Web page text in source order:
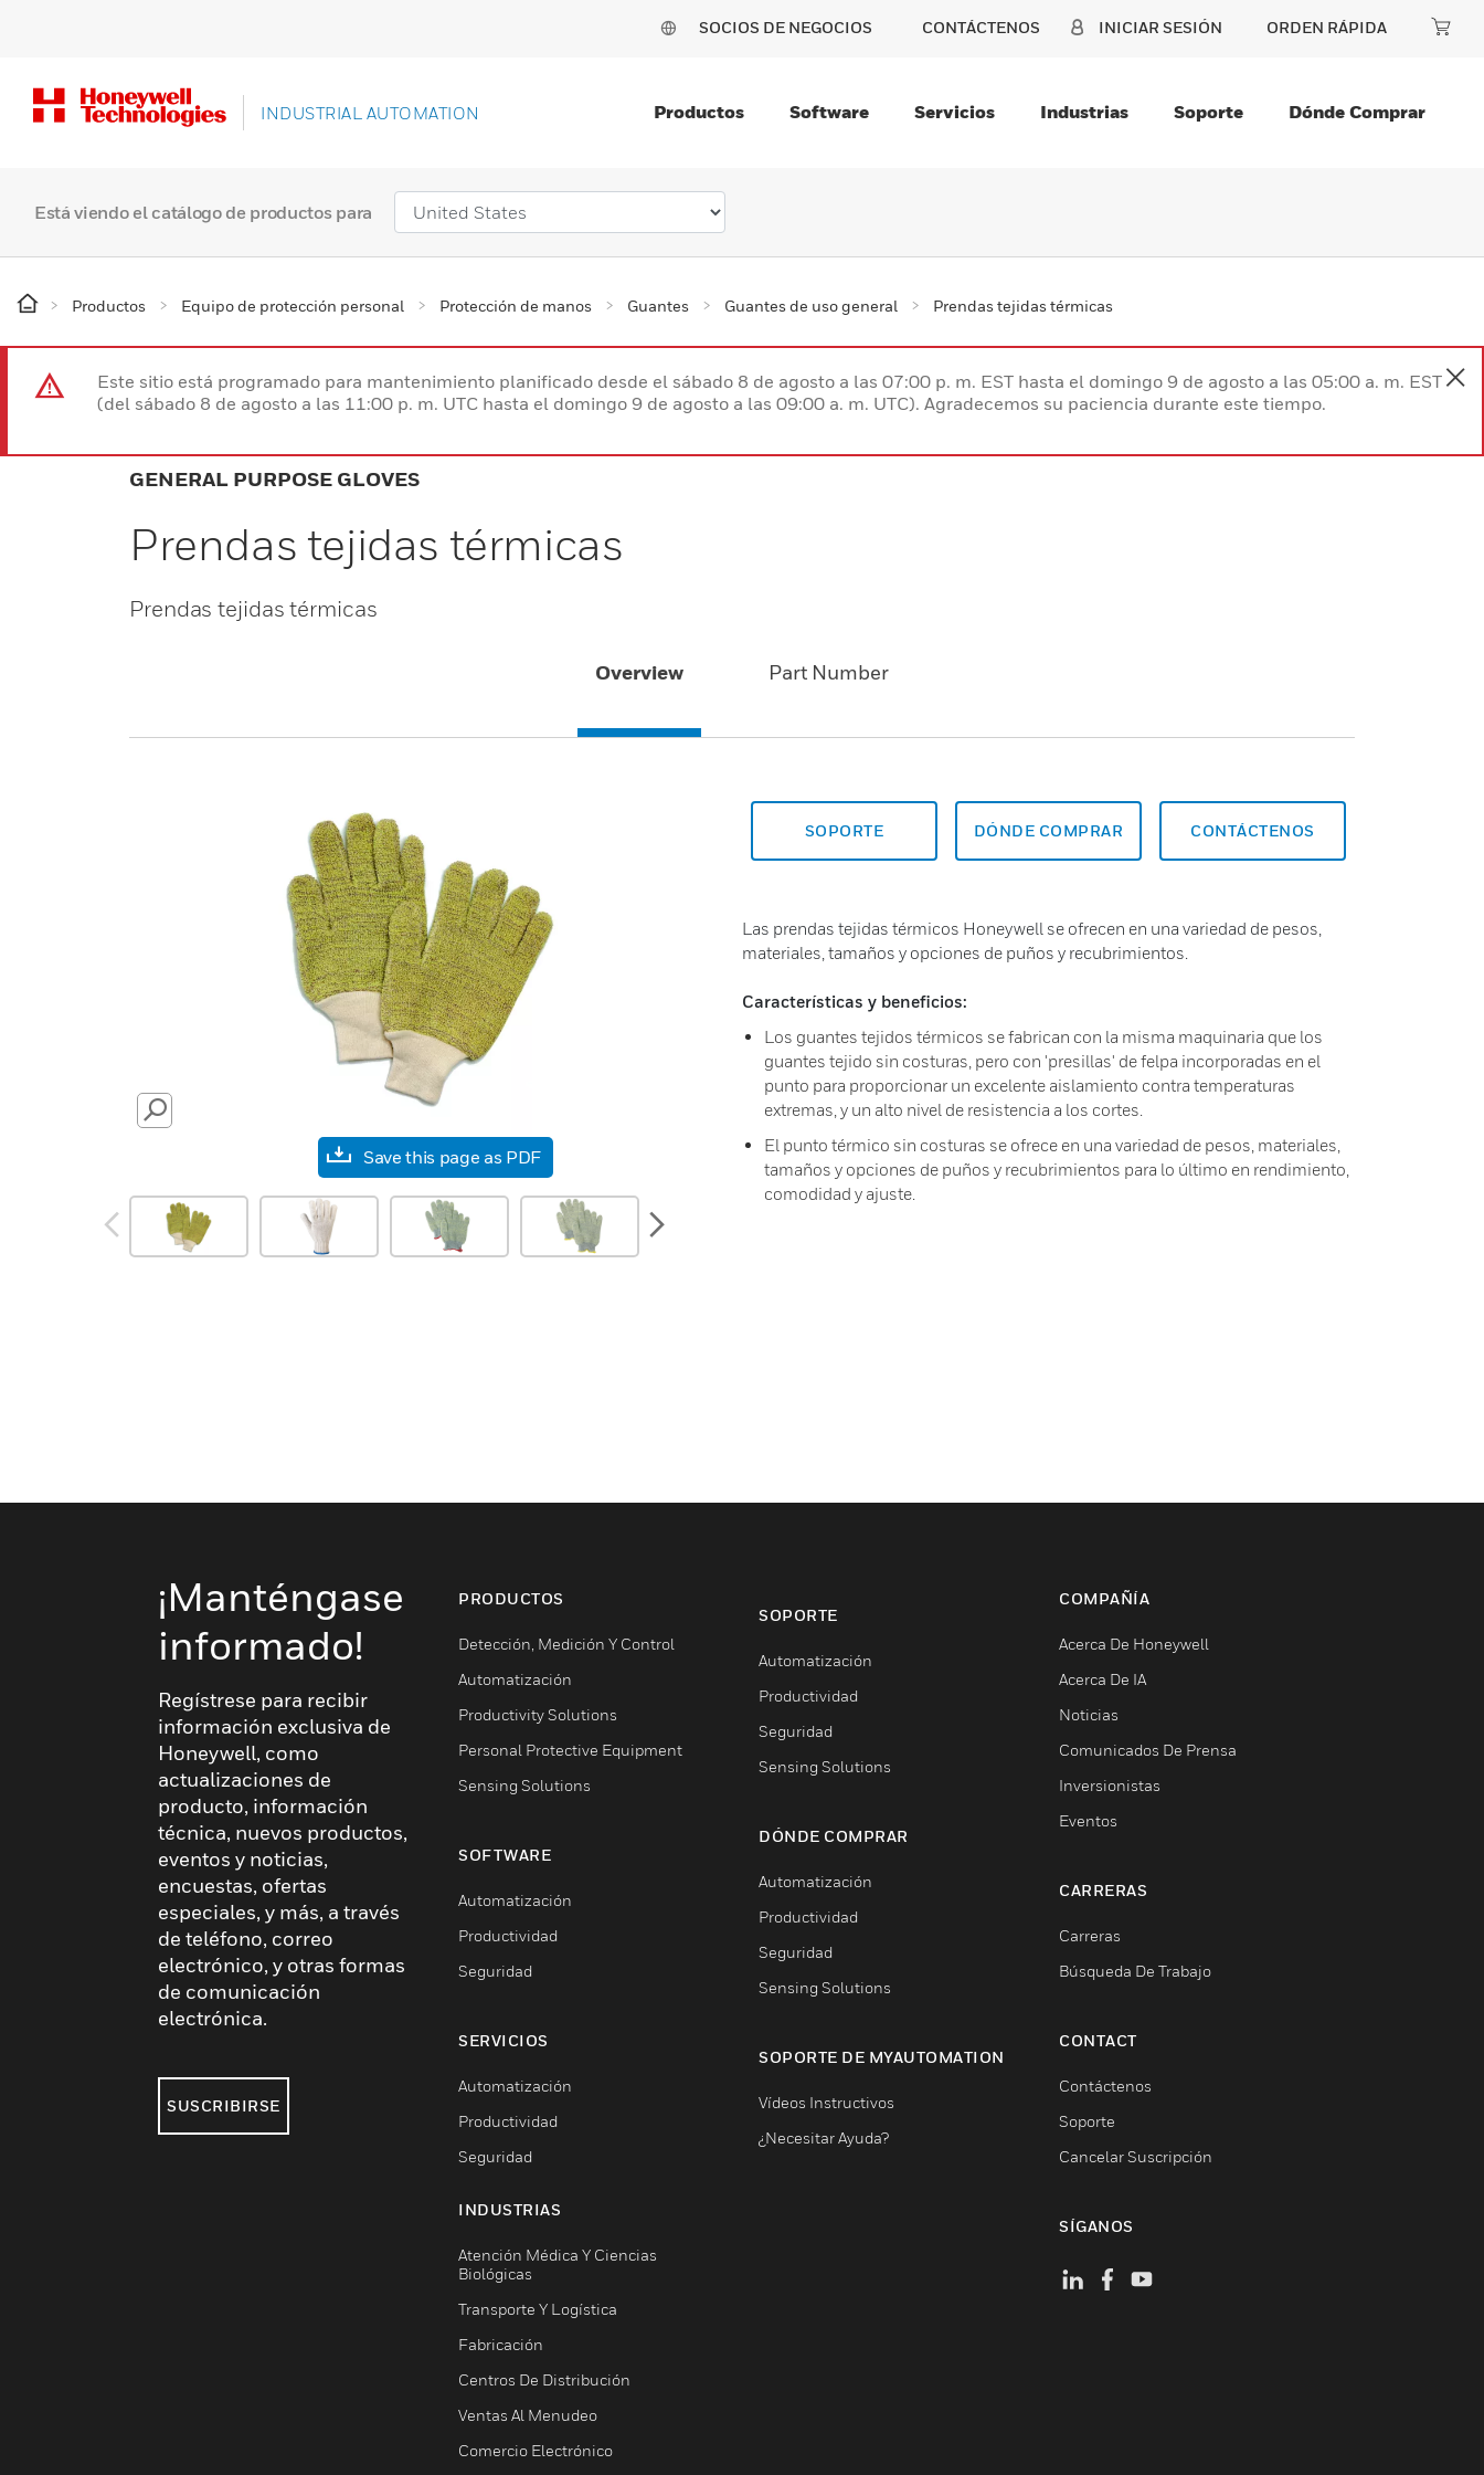
SOCIOS DE NEGOCIOS CONTÁCTENOS INICIAR SESIÓN ORDEN RÁPIDA
INDUSTRIAL AUTOMATION Productos Software Servicios Industrias Soporte Dónde Comprar
Está viendo el catálogo de productos para
Productos Equipo de protección personal Protección de manos Guantes Guantes de uso general Prendas tejidas térmicas
Este sitio está programado para mantenimiento planificado desde el sábado 8 de agosto a las 07:00 p. m. EST hasta el domingo 9 de agosto a las 05:00 a. m. EST
(del sábado 8 de agosto a las 11:00 p. m. UTC hasta el domingo 9 de agosto a las 09:00 a. m. UTC). Agradecemos su paciencia durante este tiempo.
GENERAL PURPOSE GLOVES
Prendas tejidas térmicas
Prendas tejidas térmicas
Overview Part Number
SEARCH
Save this page as PDF
SOPORTE DÓNDE COMPRAR CONTÁCTENOS
Las prendas tejidas térmicos Honeywell se ofrecen en una variedad de pesos,
materiales, tamaños y opciones de puños y recubrimientos.
Características y beneficios:
Los guantes tejidos térmicos se fabrican con la misma maquinaria que los
guantes tejido sin costuras, pero con 'presillas' de felpa incorporadas en el
punto para proporcionar un excelente aislamiento contra temperaturas
extremas, y un alto nivel de resistencia a los cortes.
El punto térmico sin costuras se ofrece en una variedad de pesos, materiales,
tamaños y opciones de puños y recubrimientos para lo último en rendimiento,
comodidad y ajuste.
¡Manténgase
informado!
Regístrese para recibir
información exclusiva de
Honeywell, como
actualizaciones de
producto, información
técnica, nuevos productos,
eventos y noticias,
encuestas, ofertas
especiales, y más, a través
de teléfono, correo
electrónico, y otras formas
de comunicación
electrónica.
SUSCRIBIRSE
PRODUCTOS
Detección, Medición Y Control
Automatización
Productivity Solutions
Personal Protective Equipment
Sensing Solutions
SOFTWARE
Automatización
Productividad
Seguridad
SERVICIOS
Automatización
Productividad
Seguridad
INDUSTRIAS
Atención Médica Y Ciencias
Biológicas
Transporte Y Logística
Fabricación
Centros De Distribución
Ventas Al Menudeo
Comercio Electrónico
SOPORTE
Automatización
Productividad
Seguridad
Sensing Solutions
DÓNDE COMPRAR
Automatización
Productividad
Seguridad
Sensing Solutions
SOPORTE DE MYAUTOMATION
Vídeos Instructivos
¿Necesitar Ayuda?
COMPAÑÍA
Acerca De Honeywell
Acerca De IA
Noticias
Comunicados De Prensa
Inversionistas
Eventos
CARRERAS
Carreras
Búsqueda De Trabajo
CONTACT
Contáctenos
Soporte
Cancelar Suscripción
SÍGANOS